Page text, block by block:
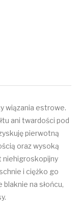
wiązania estrowe.
ani twardości pod
pierwotną
oraz wysoką
niehigroskopijny
i ciężko go
na słońcu,